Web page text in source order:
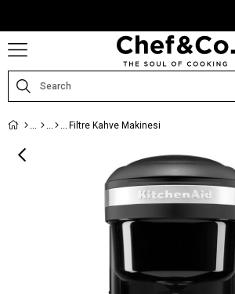
Filtre Kahve Makinesi